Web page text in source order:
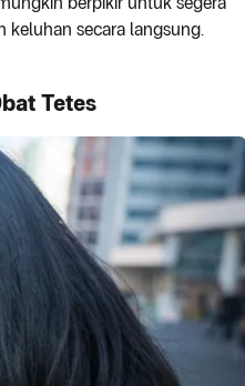
keluhan secara langsung.
Tetes